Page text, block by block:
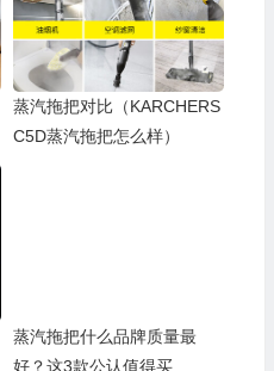
蒸汽拖把对比（KARCHERS
C5D蒸汽拖把怎么样）
蒸汽拖把什么品牌质量最
好？这3款公认值得买